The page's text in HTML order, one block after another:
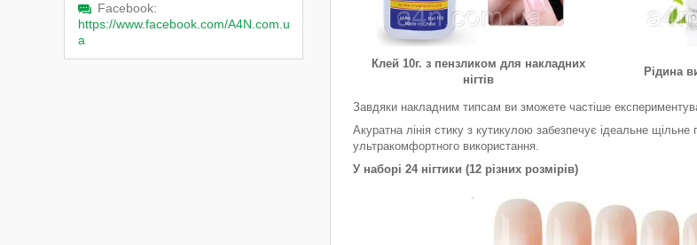
Клей 10г. з пензликом для накладних
нігтів
Рідина
Завдяки накладним типсам ви зможете частіше
Акуратна лінія стику з кутикулою забезпечує ідеальне
ультракомфортного використання.
У наборі 24 нігтики (12 різних розмірів)
Facebook
https://www.facebook.com/A4N.com.u
a